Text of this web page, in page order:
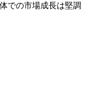
での市場成長は堅調